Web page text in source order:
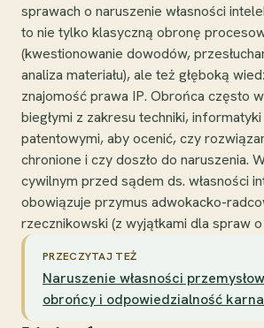
sprawach o naruszenie własności
to nie tylko klasyczną obronę
(kwestionowanie dowodów,
analiza materiału), ale też głęboką
znajomość prawa IP. Obrońca często
biegłymi z zakresu techniki,
patentowymi, aby ocenić, czy
chronione i czy doszło do naruszenia.
cywilnym przed sądem ds. własności
obowiązuje przymus adwokacko-
rzecznikowski (z wyjątkami dla spraw
PRZECZYTAJ TEŻ
Naruszenie własności
obrońcy i odpowiedzialność